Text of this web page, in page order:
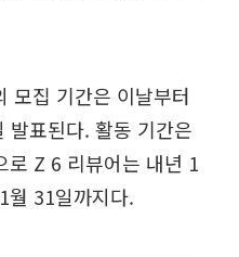
모집 기간은 이날부터
발표된다. 활동 기간은
로 Z 6 리뷰어는 내년 1
월 31일까지다.